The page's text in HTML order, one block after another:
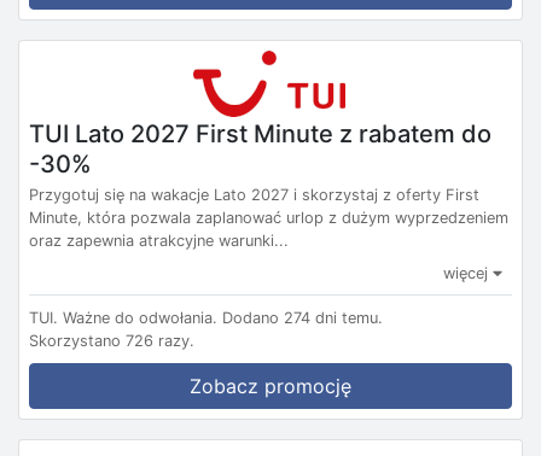
TUI Lato 2027 First Minute z rabatem do
-30%
Przygotuj się na wakacje Lato 2027 i skorzystaj z oferty First
Minute, która pozwala zaplanować urlop z dużym wyprzedzeniem
oraz zapewnia atrakcyjne warunki...
więcej
TUI. Ważne do odwołania. Dodano 274 dni temu.
Skorzystano 726 razy.
Zobacz promocję